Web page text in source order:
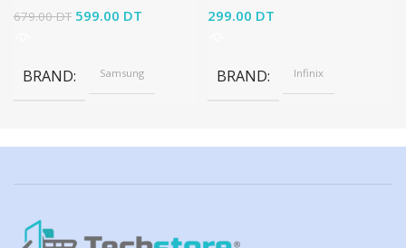
679.00DT Le prix initial était :
599.00 DT
BRAND Samsung
299.00 DT
BRAND Infinix